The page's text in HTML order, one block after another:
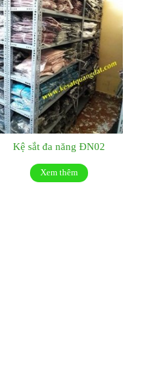
Kệ sắt đa năng ĐN02
Xem thêm